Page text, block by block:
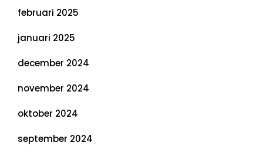
februari 2025
januari 2025
december 2024
november 2024
oktober 2024
september 2024